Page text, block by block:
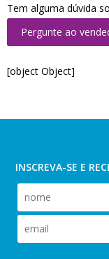
Tem alguma dúvida
Pergunte ao
[object Object]
INSCREVA-SE E